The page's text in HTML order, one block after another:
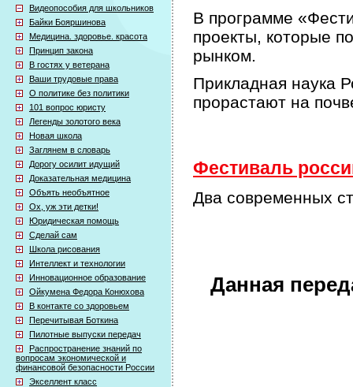
Видеопособия для школьников
Байки Бояршинова
Медицина. здоровье. красота
Принцип закона
В гостях у ветерана
Ваши трудовые права
О политике без политики
101 вопрос юристу
Легенды золотого века
Новая школа
Заглянем в словарь
Дорогу осилит идущий
Доказательная медицина
Объять необъятное
Ох, уж эти детки!
Юридическая помощь
Сделай сам
Школа рисования
Интеллект и технологии
Инновационное образование
Ойкумена Федора Конюхова
В контакте со здоровьем
Перечитывая Боткина
Пилотные выпуски передач
Распространение знаний по
вопросам экономической и
финансовой безопасности России
Экселлент класс
В программе
проекты, которые
рынком.
Прикладная наука
прорастают на
Фестиваль
Два современных
Данная